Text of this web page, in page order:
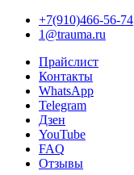
+7(910)466-56-74
1@trauma.ru
Прайслист
Контакты
WhatsApp
Telegram
Дзен
YouTube
FAQ
Отзывы